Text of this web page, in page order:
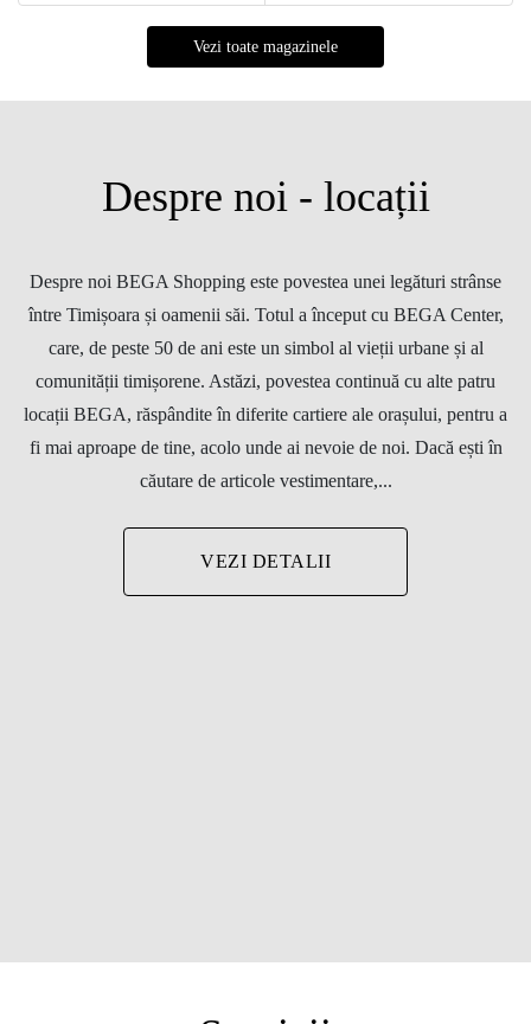
Vezi toate magazinele
Despre noi - locații
Despre noi BEGA Shopping este povestea unei legături strânse
între Timișoara și oamenii săi. Totul a început cu BEGA Center,
care, de peste 50 de ani este un simbol al vieții urbane și al
comunității timișorene. Astăzi, povestea continuă cu alte patru
locații BEGA, răspândite în diferite cartiere ale orașului, pentru a
fi mai aproape de tine, acolo unde ai nevoie de noi. Dacă ești în
căutare de articole vestimentare,...
VEZI DETALII